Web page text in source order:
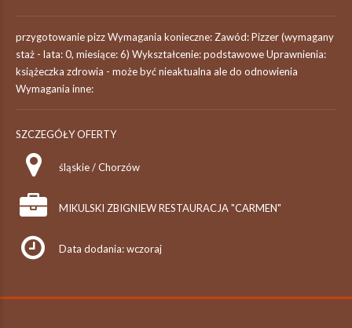
przygotowanie pizz Wymagania konieczne: Zawód: Pizzer (wymagany
staż - lata: 0, miesiące: 6) Wykształcenie: podstawowe Uprawnienia:
książeczka zdrowia - może być nieaktualna ale do odnowienia
Wymagania inne:
SZCZEGÓŁY OFERTY
śląskie / Chorzów
MIKULSKI ZBIGNIEW RESTAURACJA "CARMEN"
Data dodania: wczoraj